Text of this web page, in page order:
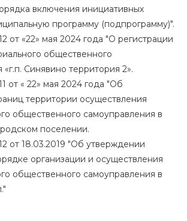
включения инициативных
программу (подпрограмму)".
«22» мая 2024 года "О регистрации
общественного
Синявино территория 2».
« 22» мая 2024 года "Об
территории осуществления
общественного самоуправления в
поселении.
18.03.2019 "Об утверждении
организации и осуществления
общественного самоуправления в